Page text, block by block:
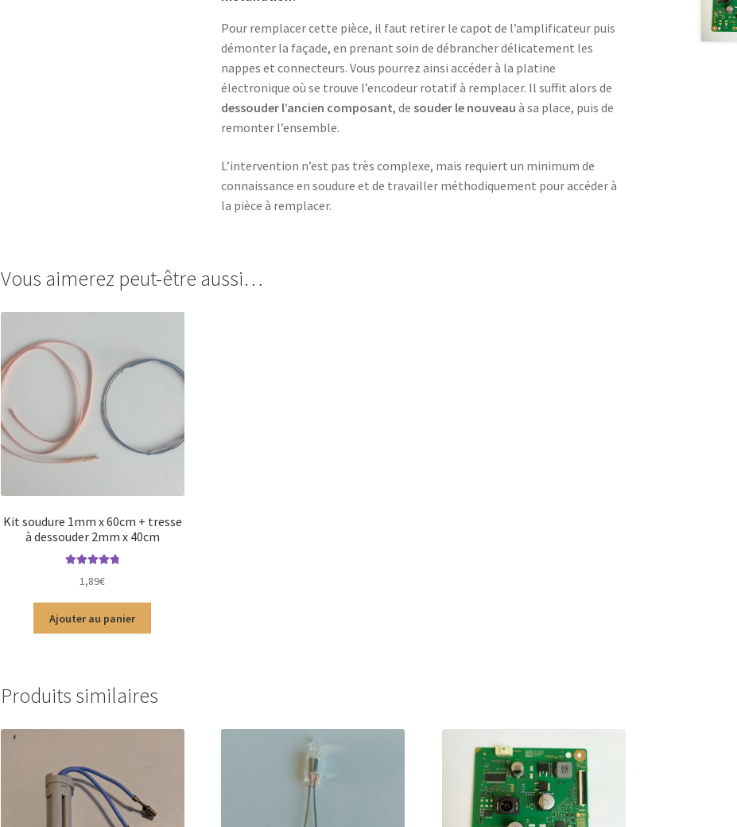
Pour remplacer cette pièce, il faut retirer le capot de l’amplificateur puis
démonter la façade, en prenant soin de débrancher délicatement les
nappes et connecteurs. Vous pourrez ainsi accéder à la platine
électronique où se trouve l’encodeur rotatif à remplacer. Il suffit alors de
dessouder l’ancien composant, desouder le nouveau à sa place, puis de
remonter l’ensemble.
L’intervention n’est pas très complexe, mais requiert un minimum de
connaissance en soudure et de travailler méthodiquement pour accéder à
la pièce à remplacer.
Vous aimerez peut-être aussi…
Kit soudure 1mm x 60cm + tresse
à dessouder 2mm x 40cm
5
1,89€
Ajouter au panier
Produits similaires